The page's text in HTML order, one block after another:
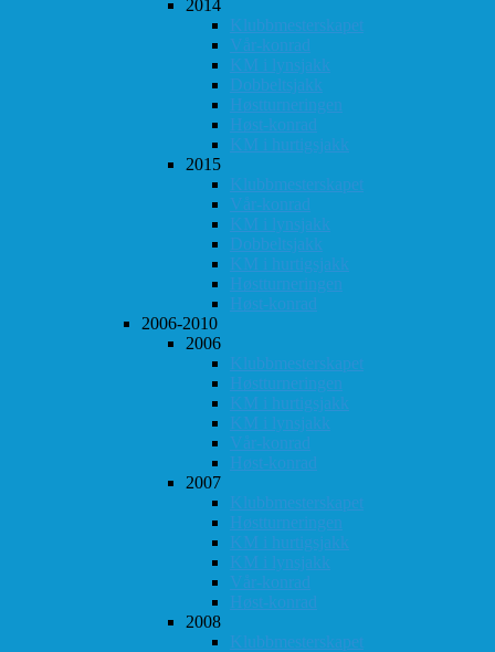
2014
Klubbmesterskapet
Vår-konrad
KM i lynsjakk
Dobbeltsjakk
Høstturneringen
Høst-konrad
KM i hurtigsjakk
2015
Klubbmesterskapet
Vår-konrad
KM i lynsjakk
Dobbeltsjakk
KM i hurtigsjakk
Høstturneringen
Høst-konrad
2006-2010
2006
Klubbmesterskapet
Høstturneringen
KM i hurtigsjakk
KM i lynsjakk
Vår-konrad
Høst-konrad
2007
Klubbmesterskapet
Høstturneringen
KM i hurtigsjakk
KM i lynsjakk
Vår-konrad
Høst-konrad
2008
Klubbmesterskapet